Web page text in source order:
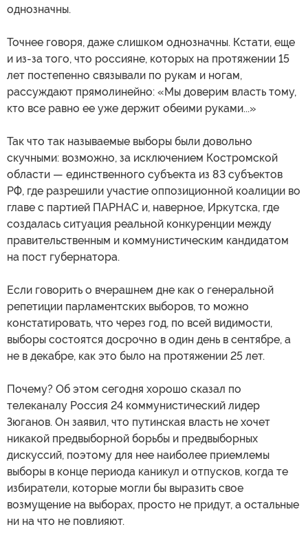
однозначны.
Точнее говоря, даже слишком однозначны. Кстати, еще
и из-за того, что россияне, которых на протяжении 15
лет постепенно связывали по рукам и ногам,
рассуждают прямолинейно: «Мы доверим власть тому,
кто все равно ее уже держит обеими руками...»
Так что так называемые выборы были довольно
скучными: возможно, за исключением Костромской
области — единственного субъекта из 83 субъектов
РФ, где разрешили участие оппозиционной коалиции во
главе с партией ПАРНАС и, наверное, Иркутска, где
создалась ситуация реальной конкуренции между
правительственным и коммунистическим кандидатом
на пост губернатора.
Если говорить о вчерашнем дне как о генеральной
репетиции парламентских выборов, то можно
констатировать, что через год, по всей видимости,
выборы состоятся досрочно в один день в сентябре, а
не в декабре, как это было на протяжении 25 лет.
Почему? Об этом сегодня хорошо сказал по
телеканалу Россия 24 коммунистический лидер
Зюганов. Он заявил, что путинская власть не хочет
никакой предвыборной борьбы и предвыборных
дискуссий, поэтому для нее наиболее приемлемы
выборы в конце периода каникул и отпусков, когда те
избиратели, которые могли бы выразить свое
возмущение на выборах, просто не придут, а остальные
ни на что не повлияют.